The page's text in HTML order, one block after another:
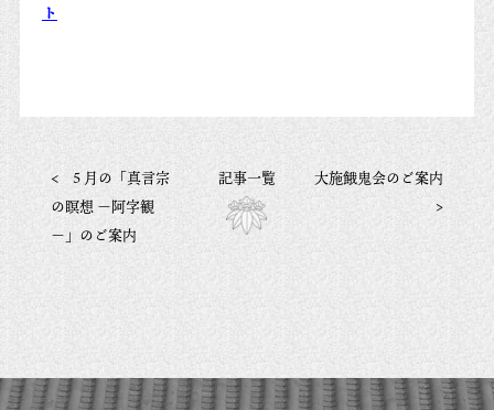
ト
<
５月の「真言宗
の瞑想 －阿字観
－」のご案内
記事一覧
大施餓鬼会のご案内
>